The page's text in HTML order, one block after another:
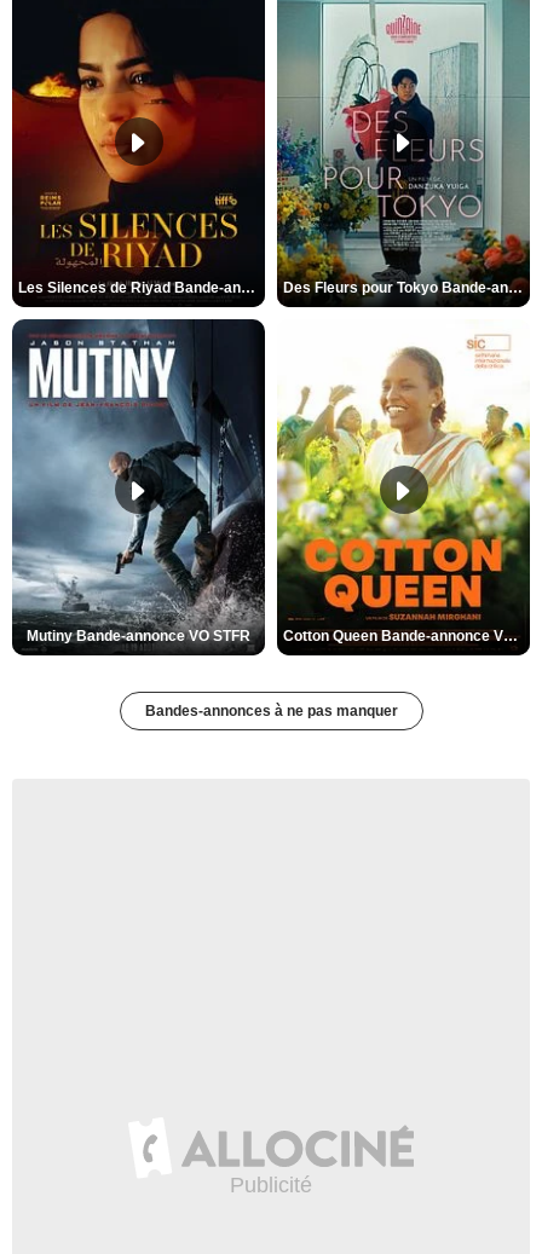
Les Silences de Riyad Bande-annonce VO STFR Des Fleurs pour Tokyo Bande-annonce VO STFR
Mutiny Bande-annonce VO STFR Cotton Queen Bande-annonce VO STFR
Bandes-annonces à ne pas manquer